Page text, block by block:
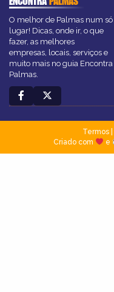
O melhor de Palmas num só
lugar! Dicas, onde ir, o que
fazer, as melhores
empresas, locais, serviços e
muito mais no guia Encontra
Palmas.
Termos|
Criado com
e